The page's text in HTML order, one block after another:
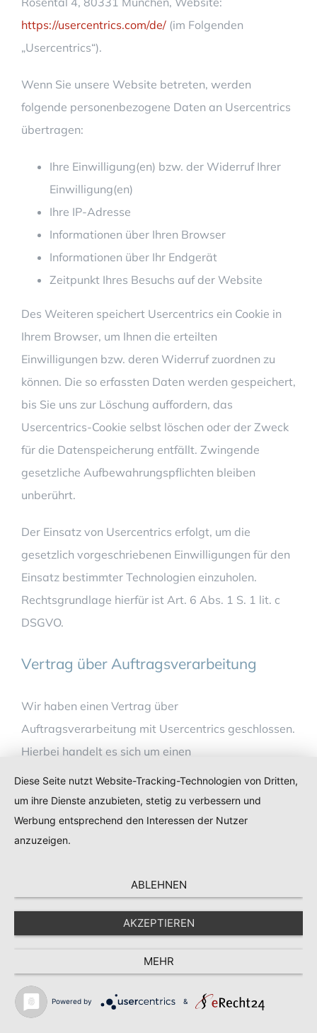
https://usercentrics.com/de/(im Folgenden
„Usercentrics“).
Wenn Sie unsere Website betreten, werden
folgende personenbezogene Daten an Usercentrics
übertragen:
Ihre Einwilligung(en) bzw. der Widerruf Ihrer
Einwilligung(en)
Ihre IP-Adresse
Informationen über Ihren Browser
Informationen über Ihr Endgerät
Zeitpunkt Ihres Besuchs auf der Website
Des Weiteren speichert Usercentrics ein Cookie in
Ihrem Browser, um Ihnen die erteilten
Einwilligungen bzw. deren Widerruf zuordnen zu
können. Die so erfassten Daten werden gespeichert,
bis Sie uns zur Löschung auffordern, das
Usercentrics-Cookie selbst löschen oder der Zweck
für die Datenspeicherung entfällt. Zwingende
gesetzliche Aufbewahrungspflichten bleiben
unberührt.
Der Einsatz von Usercentrics erfolgt, um die
gesetzlich vorgeschriebenen Einwilligungen für den
Einsatz bestimmter Technologien einzuholen.
Rechtsgrundlage hierfür ist Art. 6 Abs. 1 S. 1 lit. c
DSGVO.
Vertrag über Auftragsverarbeitung
Wir haben einen Vertrag über
Auftragsverarbeitung mit Usercentrics geschlossen.
Hierbei handelt es sich um einen
datenschutzrechtlich vorgeschriebenen Vertrag, der
gewährleistet, dass Usercentrics die
personenbezogenen Daten unserer
Websitebesucher nur nach unseren Weisungen und
Anfrage per E-Mail, Telefon oder
Wenn Sie uns per E-Mail, Telefon oder Telefax
kontaktieren, wird Ihre Anfrage inklusive aller
daraus hervorgehenden personenbezogenen Daten
Diese Seite nutzt Website-Tracking-Technologien von Dritten,
um ihre Dienste anzubieten, stetig zu verbessern und
Werbung entsprechend den Interessen der Nutzer
anzuzeigen.
ABLEHNEN
AKZEPTIEREN
MEHR
Powered by &